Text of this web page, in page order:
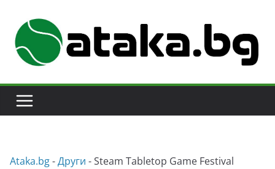
content
Аtaka.bg-Други -Steam Tabletop Game Festival